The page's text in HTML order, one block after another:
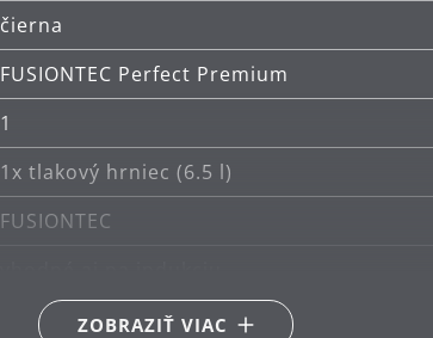
čierna
FUSIONTEC Perfect Premium
1
1x tlakový hrniec (6.5 l)
FUSIONTEC
Vhodné pre keramické, plynové, elektrické
ZOBRAZIŤ VIAC